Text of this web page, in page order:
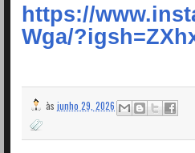
https://
Wga/
às junho 29, 2026